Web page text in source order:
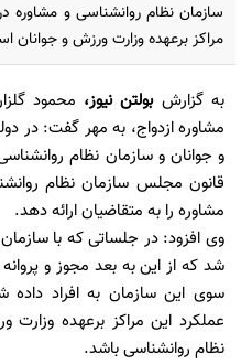
سازمان نظام روانشناسی و مشاوره
مراکز برعهده وزارت ورزش و جوانان
به گزارشبولتن نیوز، محمود
مشاوره ازدواج، به مهر گفت: در
و جوانان و سازمان نظام
قانون مجلس سازمان نظام
مشاوره را به متقاضیان ارائه دهد.
وی افزود: در جلساتی که با سازمان
شد که از این به بعد مجوز و
سوی این سازمان به افراد
عملکرد این مراکز برعهده
نظام روانشناسی باشد.